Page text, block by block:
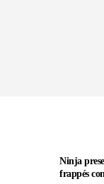
Ninja
frappés